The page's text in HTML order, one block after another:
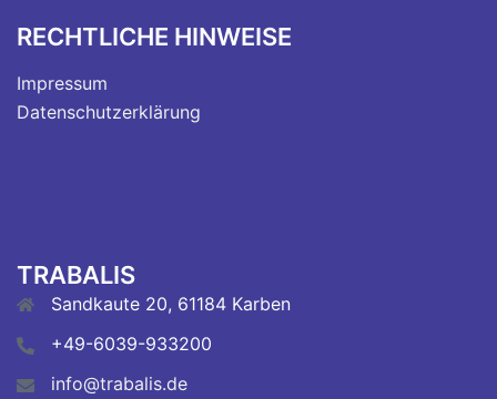
RECHTLICHE HINWEISE
Impressum
Datenschutzerklärung
TRABALIS
Sandkaute 20, 61184 Karben
+49-6039-933200
info@trabalis.de